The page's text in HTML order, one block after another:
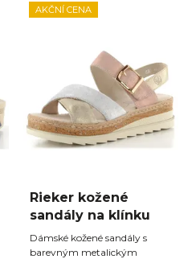
AKČNÍ CENA
Rieker kožené
sandály na klínku
Dámské kožené sandály s
barevným metalickým